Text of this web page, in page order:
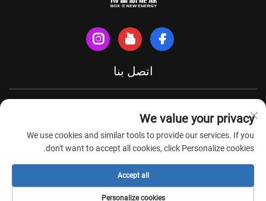
اتصل بنا
حقوق الطبع والنشر © شركة آنهوي بوكس-إي لتكنولوجيا الطاقة الجديدة
We value your privacy
We use cookies and similar tools to provide our services. If you
don't want to accept all cookies, click Personalize cookies.
Personalize cookies
Accept all